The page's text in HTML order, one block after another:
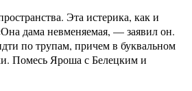
Эта истерика, как и
дама невменяемая, — заявил он.
по трупам, причем в буквальном
Помесь Яроша с Белецким и